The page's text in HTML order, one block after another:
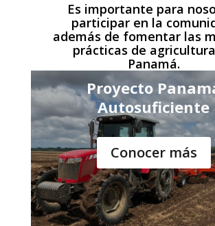
Es importante para
participar en la
además de fomentar las
prácticas de
Panamá.
Proyecto
Autosuficiente
Conocer más